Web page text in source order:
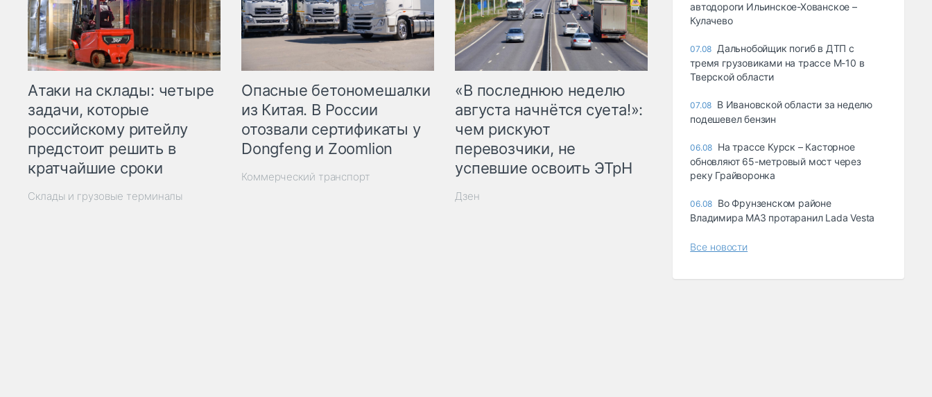
Атаки на склады: четыре
задачи, которые
российскому ритейлу
предстоит решить в
кратчайшие сроки
Склады и грузовые терминалы
Опасные бетономешалки
из Китая. В России
отозвали сертификаты у
Dongfeng и Zoomlion
Коммерческий транспорт
«В последнюю неделю
августа начнётся суета!»:
чем рискуют
перевозчики, не
успевшие освоить ЭТрН
Дзен
автодороги Ильинское-Хованское –
Кулачево
07.08 Дальнобойщик погиб в ДТП с
тремя грузовиками на трассе М-10 в
Тверской области
07.08 В Ивановской области за неделю
подешевел бензин
06.08 На трассе Курск – Касторное
обновляют 65-метровый мост через
реку Грайворонка
06.08 Во Фрунзенском районе
Владимира МАЗ протаранил Lada Vesta
Все новости